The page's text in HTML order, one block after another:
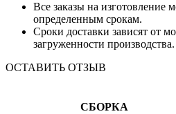
Все заказы на изготовление
определенным срокам.
Сроки доставки зависят от
загруженности производства.
ОСТАВИТЬ ОТЗЫВ
СБОРКА